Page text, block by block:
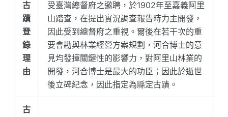
古
蹟
登
錄
理
由
受臺灣總督府之邀聘，於1902年至嘉義阿里
山踏查，在提出實況調查報告時力主開發，
因此受到總督府之重視。爾後在若干次的重
要會勘與林業經營方案規劃，河合博士的意
見均發揮關鍵性的影響力，對阿里山林業的
開發，河合博士是最大的功臣；因此於逝世
後立碑紀念，因此指定為縣定古蹟。
古